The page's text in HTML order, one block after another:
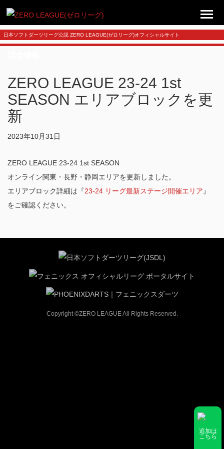
日本ソフトダーツリーグ公認 ZERO LEAGUE(ゼロリーグ)オフィシャルサイト
ZERO LEAGUE 23-24 1st
SEASON エリアブロックを更
新
2023年10月31日
ZERO LEAGUE 23-24 1st SEASON
オンライン関東・長野・静岡エリアを更新しました。
エリアブロック詳細は『23-24 リーグ最新ステージ開催エリア 』
をご確認ください。
追加は
こちら
Copyright ©ZERO LEAGUE All Rights Reserved.